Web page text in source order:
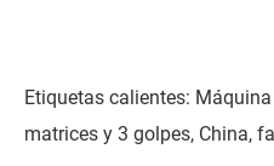
Etiquetas calientes:
matrices y 3 golpes, China,